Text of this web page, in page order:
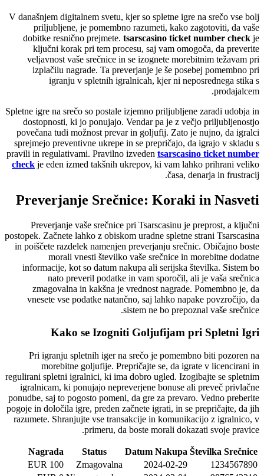
V današnjem digitalnem svetu, kjer so spletne igre na srečo vse bolj
priljubljene, je pomembno razumeti, kako zagotoviti, da vaše
dobitke resnično prejmete. tsarscasino ticket number check je
ključni korak pri tem procesu, saj vam omogoča, da preverite
veljavnost vaše srečnice in se izognete morebitnim težavam pri
izplačilu nagrade. Ta preverjanje je še posebej pomembno pri
igranju v spletnih igralnicah, kjer ni neposrednega stika s
prodajalcem.
Spletne igre na srečo so postale izjemno priljubljene zaradi udobja in
dostopnosti, ki jo ponujajo. Vendar pa je z večjo priljubljenostjo
povečana tudi možnost prevar in goljufij. Zato je nujno, da igralci
sprejmejo preventivne ukrepe in se prepričajo, da igrajo v skladu s
pravili in regulativami. Pravilno izveden tsarscasino ticket number
check je eden izmed takšnih ukrepov, ki vam lahko prihrani veliko
časa, denarja in frustracij.
Preverjanje Srečnice: Koraki in Nasveti
Preverjanje vaše srečnice pri Tsarscasinu je preprost, a ključni
postopek. Začnete lahko z obiskom uradne spletne strani Tsarscasina
in poiščete razdelek namenjen preverjanju srečnic. Običajno boste
morali vnesti številko vaše srečnice in morebitne dodatne
informacije, kot so datum nakupa ali serijska številka. Sistem bo
nato preveril podatke in vam sporočil, ali je vaša srečnica
zmagovalna in kakšna je vrednost nagrade. Pomembno je, da
vnesete vse podatke natančno, saj lahko napake povzročijo, da
sistem ne bo prepoznal vaše srečnice.
Kako se Izogniti Goljufijam pri Spletni Igri
Pri igranju spletnih iger na srečo je pomembno biti pozoren na
morebitne goljufije. Prepričajte se, da igrate v licencirani in
regulirani spletni igralnici, ki ima dobro ugled. Izogibajte se spletnim
igralnicam, ki ponujajo nepreverjene bonuse ali preveč privlačne
ponudbe, saj to pogosto pomeni, da gre za prevaro. Vedno preberite
pogoje in določila igre, preden začnete igrati, in se prepričajte, da jih
razumete. Shranjujte vse transakcije in komunikacijo z igralnico, v
primeru, da boste morali dokazati svoje pravice.
Številka Srečnice
Datum Nakupa
Status
Nagrada
1234567890
2024-02-29
Zmagovalna
100 EUR